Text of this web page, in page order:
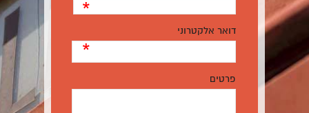
*
דואר אלקטרוני
*
פרטים